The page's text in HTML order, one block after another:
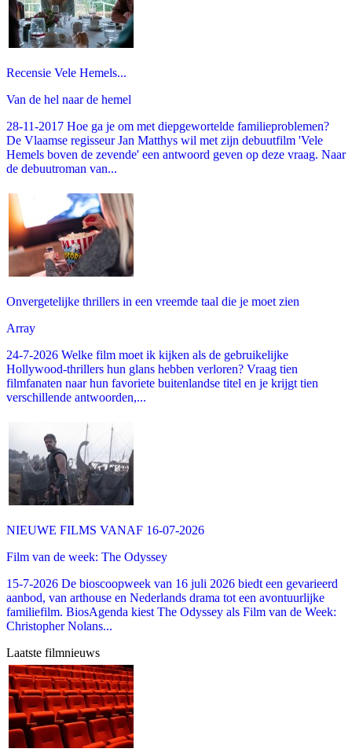
Recensie Vele Hemels...
Van de hel naar de hemel
28-11-2017 Hoe ga je om met diepgewortelde familieproblemen?
De Vlaamse regisseur Jan Matthys wil met zijn debuutfilm 'Vele
Hemels boven de zevende' een antwoord geven op deze vraag. Naar
de debuutroman van...
Onvergetelijke thrillers in een vreemde taal die je moet zien
Array
24-7-2026 Welke film moet ik kijken als de gebruikelijke
Hollywood-thrillers hun glans hebben verloren? Vraag tien
filmfanaten naar hun favoriete buitenlandse titel en je krijgt tien
verschillende antwoorden,...
NIEUWE FILMS VANAF 16-07-2026
Film van de week: The Odyssey
15-7-2026 De bioscoopweek van 16 juli 2026 biedt een gevarieerd
aanbod, van arthouse en Nederlands drama tot een avontuurlijke
familiefilm. BiosAgenda kiest The Odyssey als Film van de Week:
Christopher Nolans...
Laatste filmnieuws